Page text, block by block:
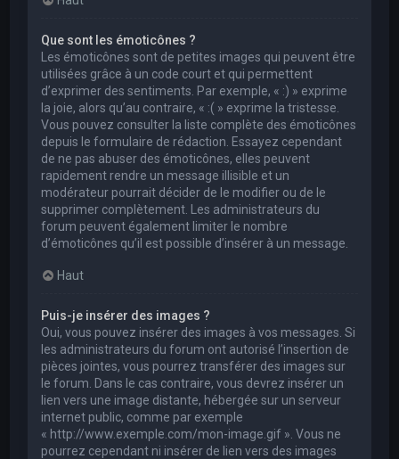
Que sont les émoticônes ?
Les émoticônes sont de petites images qui peuvent être
utilisées grâce à un code court et qui permettent
d’exprimer des sentiments. Par exemple, « :) » exprime
la joie, alors qu’au contraire, « :( » exprime la tristesse.
Vous pouvez consulter la liste complète des émoticônes
depuis le formulaire de rédaction. Essayez cependant
de ne pas abuser des émoticônes, elles peuvent
rapidement rendre un message illisible et un
modérateur pourrait décider de le modifier ou de le
supprimer complètement. Les administrateurs du
forum peuvent également limiter le nombre
d’émoticônes qu’il est possible d’insérer à un message.
Haut
Puis-je insérer des images ?
Oui, vous pouvez insérer des images à vos messages. Si
les administrateurs du forum ont autorisé l’insertion de
pièces jointes, vous pourrez transférer des images sur
le forum. Dans le cas contraire, vous devrez insérer un
lien vers une image distante, hébergée sur un serveur
internet public, comme par exemple
« http://www.exemple.com/mon-image.gif ». Vous ne
pourrez cependant ni insérer de lien vers des images